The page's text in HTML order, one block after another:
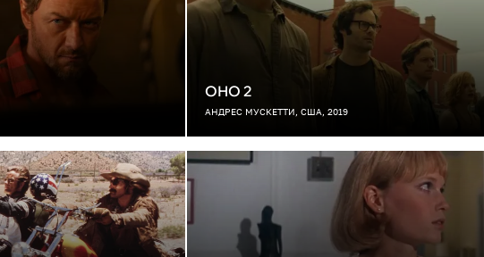
ОНО 2
АНДРЕС МУСКЕТТИ, США, 2019